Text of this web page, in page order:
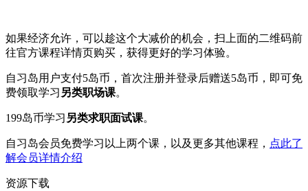
如果经济允许，可以趁这个大减价的机会，扫上面的二维码前
往官方课程详情页购买，获得更好的学习体验。
自习岛用户支付5岛币，首次注册并登录后赠送5岛币，即可免
费领取学习 另类职场课。
199岛币学习 另类求职面试课。
自习岛会员免费学习以上两个课，以及更多其他课程， 点此了
解会员详情介绍
资源下载